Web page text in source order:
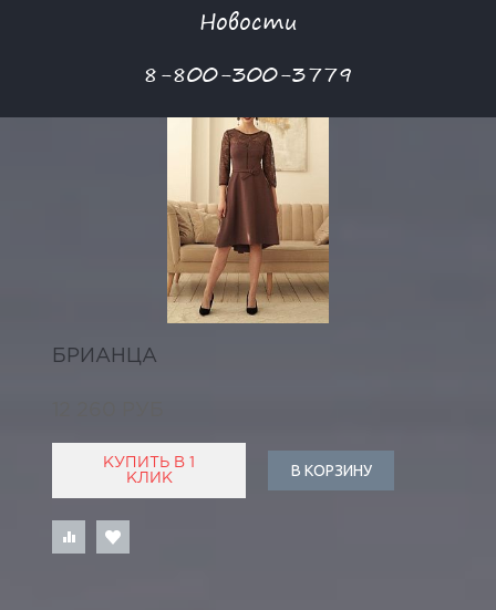
Новости
8-800-300-3779
БРИАНЦА
КУПИТЬ В 1
КЛИК
В КОРЗИНУ